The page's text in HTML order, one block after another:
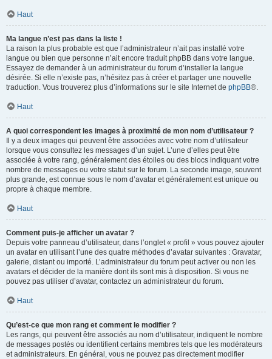
Haut
Ma langue n’est pas dans la liste !
La raison la plus probable est que l’administrateur n’ait pas installé votre
langue ou bien que personne n’ait encore traduit phpBB dans votre langue.
Essayez de demander à un administrateur du forum d’installer la langue
désirée. Si elle n’existe pas, n’hésitez pas à créer et partager une nouvelle
traduction. Vous trouverez plus d’informations sur le site Internet de phpBB®.
Haut
A quoi correspondent les images à proximité de mon nom d’utilisateur ?
Il y a deux images qui peuvent être associées avec votre nom d’utilisateur
lorsque vous consultez les messages d’un sujet. L’une d’elles peut être
associée à votre rang, généralement des étoiles ou des blocs indiquant votre
nombre de messages ou votre statut sur le forum. La seconde image, souvent
plus grande, est connue sous le nom d’avatar et généralement est unique ou
propre à chaque membre.
Haut
Comment puis-je afficher un avatar ?
Depuis votre panneau d’utilisateur, dans l’onglet « profil » vous pouvez ajouter
un avatar en utilisant l’une des quatre méthodes d’avatar suivantes : Gravatar,
galerie, distant ou importé. L’administrateur du forum peut activer ou non les
avatars et décider de la manière dont ils sont mis à disposition. Si vous ne
pouvez pas utiliser d’avatar, contactez un administrateur du forum.
Haut
Qu’est-ce que mon rang et comment le modifier ?
Les rangs, qui peuvent être associés au nom d’utilisateur, indiquent le nombre
de messages postés ou identifient certains membres tels que les modérateurs
et administrateurs. En général, vous ne pouvez pas directement modifier